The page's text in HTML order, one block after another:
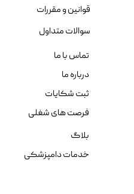
قوانین و مقررات
سوالات متداول
تماس با ما
درباره ما
ثبت شکایات
فرصت های شغلی
بلاگ
خدمات دامپزشکی